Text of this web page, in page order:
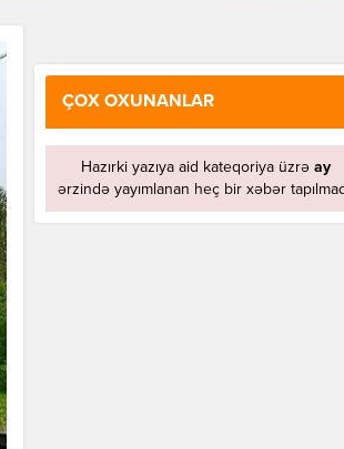
ÇOX OXUNANLAR
Hazırki yazıya aid kateqoriya üzrəay
ərzində yayımlanan heç bir xəbər